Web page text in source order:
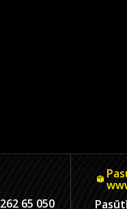
262 65 050